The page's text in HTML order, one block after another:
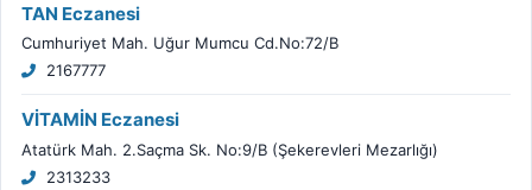
TAN Eczanesi
Cumhuriyet Mah. Uğur Mumcu Cd.No:72/B
2167777
VİTAMİN Eczanesi
Atatürk Mah. 2.Saçma Sk. No:9/B (Şekerevleri Mezarlığı)
2313233